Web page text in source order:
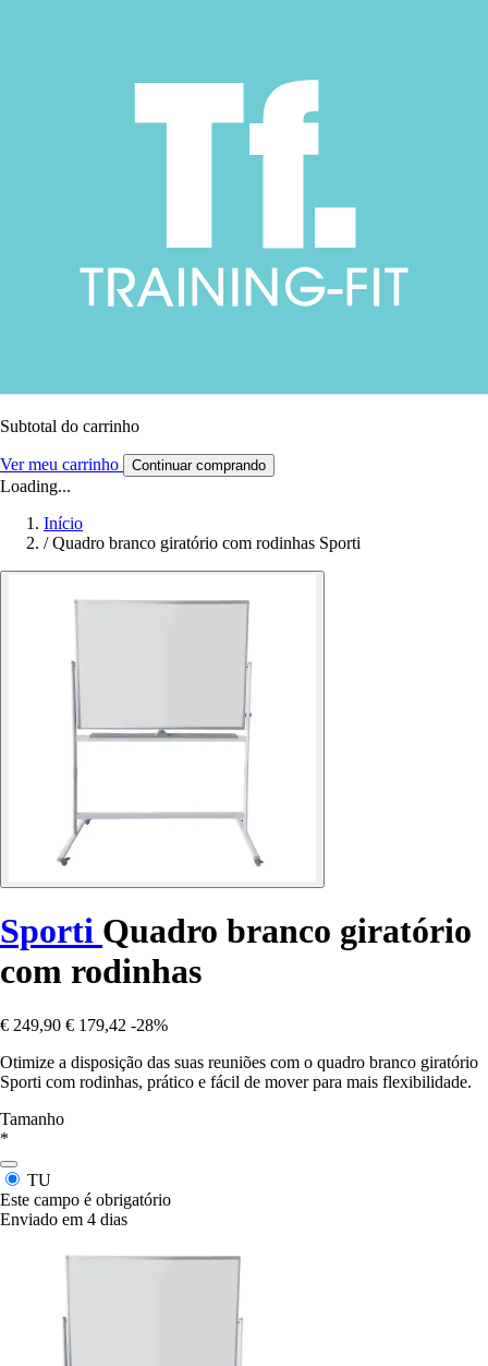
Subtotal do carrinho
Ver meu carrinho Continuar comprando
Loading...
Início
/ Quadro branco giratório com rodinhas Sporti
Sporti Quadro branco giratório
com rodinhas
€ 249,90 € 179,42 -28%
Otimize a disposição das suas reuniões com o quadro branco giratório
Sporti com rodinhas, prático e fácil de mover para mais flexibilidade.
Tamanho
*
TU
Este campo é obrigatório
Enviado em 4 dias